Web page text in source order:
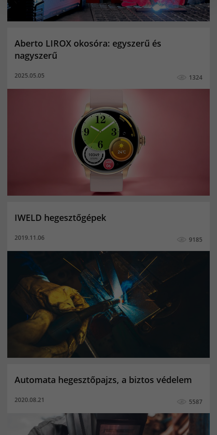
Kevert gázpalack
Porbeles hegesztés
Bicikli multisport funkció
Elégetett kalóriák
okoskarkötő
Pulzusmerő
aktivitásmérő
pulzusmérő okoskarkötő
Alvásminőség mérés
Elvesztés figyelmeztetés
Megtett lépések száma
okosóra hívás funkcióval
magyar menü férfi okosóra
magyar menü női okosóra
magyar menü okosóra-okoskarkötő
Vérnyomásmérés
menstruációs naptár
hegesztő sisak
hegesztő fejpajzs
hegesztő pajzs
hegesztőpajzs
automata pajzs
automta hegesztőpajzs
fejpajzs
automata fejpajzs
co hegesztés
Amoled kijelző hátrányai
Telefon kijelző típusok
Amoled kijelző mit jelent
Kapacitív pls kijelző
blackbase
nored eye True color Panther
Aberto LIROX okosóra: egyszerű és
nagyszerű
2025.05.05 1324
IWELD hegesztőgépek
2019.11.06 9185
Automata hegesztőpajzs, a biztos védelem
2020.08.21 5587